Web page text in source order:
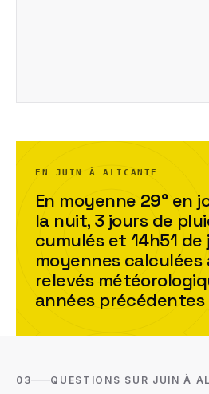
EN JUIN À ALICANTE
En moyenne 29°en
la nuit, 3joursde
cumulés et 14h51 de
moyennes
relevés
années
03 QUESTIONS SUR JUIN À